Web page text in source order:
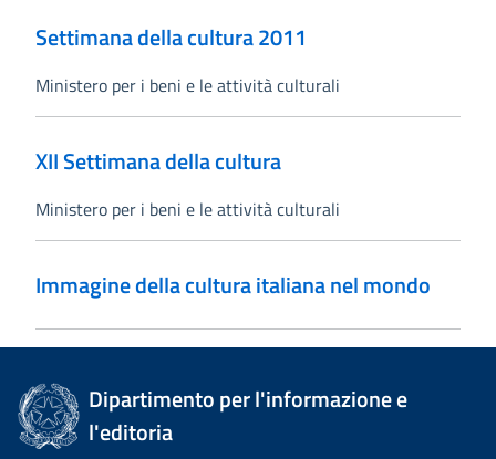
Settimana della cultura 2011
Ministero per i beni e le attività culturali
XII Settimana della cultura
Ministero per i beni e le attività culturali
Immagine della cultura italiana nel mondo
Dipartimento per l'informazione e
l'editoria